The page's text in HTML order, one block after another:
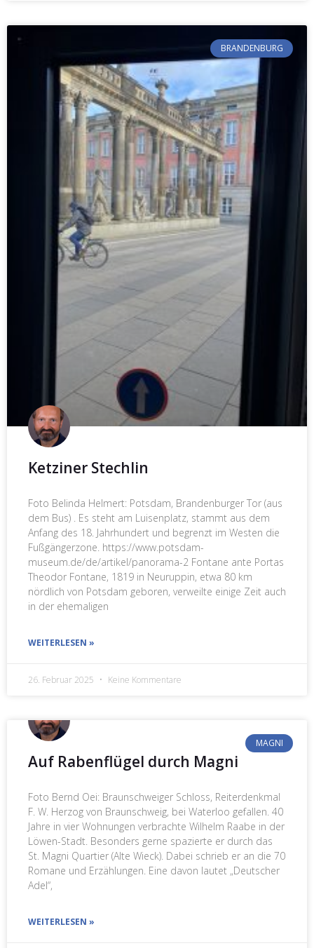
BRANDENBURG
Ketziner Stechlin
Foto Belinda Helmert: Potsdam, Brandenburger Tor (aus
dem Bus) . Es steht am Luisenplatz, stammt aus dem
Anfang des 18. Jahrhundert und begrenzt im Westen die
Fußgängerzone. https://www.potsdam-
museum.de/de/artikel/panorama-2 Fontane ante Portas
Theodor Fontane, 1819 in Neuruppin, etwa 80 km
nördlich von Potsdam geboren, verweilte einige Zeit auch
in der ehemaligen
WEITERLESEN »
26. Februar 2025 Keine Kommentare
MAGNI
Auf Rabenflügel durch Magni
Foto Bernd Oei: Braunschweiger Schloss, Reiterdenkmal
F. W. Herzog von Braunschweig, bei Waterloo gefallen. 40
Jahre in vier Wohnungen verbrachte Wilhelm Raabe in der
Löwen-Stadt. Besonders gerne spazierte er durch das
St. Magni Quartier (Alte Wieck). Dabei schrieb er an die 70
Romane und Erzählungen. Eine davon lautet „Deutscher
Adel“,
WEITERLESEN »